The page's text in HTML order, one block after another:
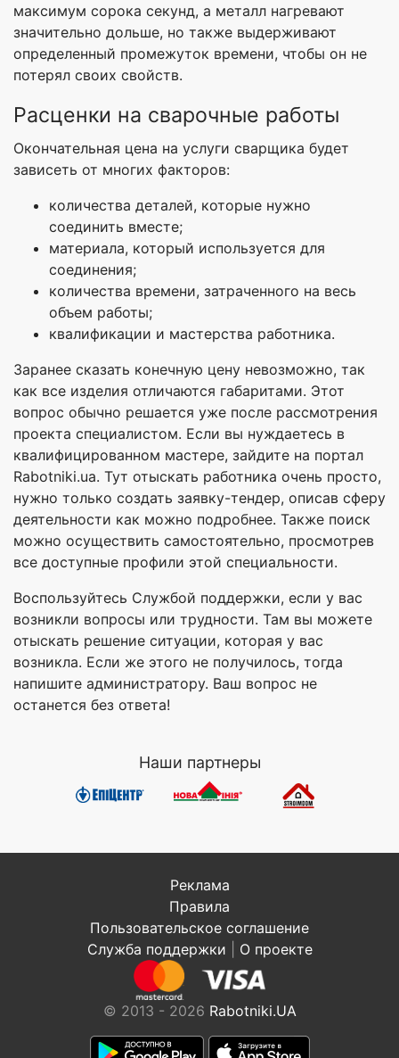
максимум сорока секунд, а металл нагревают
значительно дольше, но также выдерживают
определенный промежуток времени, чтобы он не
потерял своих свойств.
Расценки на сварочные работы
Окончательная цена на услуги сварщика будет
зависеть от многих факторов:
количества деталей, которые нужно
соединить вместе;
материала, который используется для
соединения;
количества времени, затраченного на весь
объем работы;
квалификации и мастерства работника.
Заранее сказать конечную цену невозможно, так
как все изделия отличаются габаритами. Этот
вопрос обычно решается уже после рассмотрения
проекта специалистом. Если вы нуждаетесь в
квалифицированном мастере, зайдите на портал
Rabotniki.ua. Тут отыскать работника очень просто,
нужно только создать заявку-тендер, описав сферу
деятельности как можно подробнее. Также поиск
можно осуществить самостоятельно, просмотрев
все доступные профили этой специальности.
Воспользуйтесь Службой поддержки, если у вас
возникли вопросы или трудности. Там вы можете
отыскать решение ситуации, которая у вас
возникла. Если же этого не получилось, тогда
напишите администратору. Ваш вопрос не
останется без ответа!
Наши партнеры
Реклама
Правила
Пользовательское соглашение
Служба поддержки
О проекте
© 2013 - 2026 Rabotniki.UA